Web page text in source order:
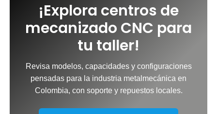
¡Explora centros de
mecanizado CNC para
tu taller!
Revisa modelos, capacidades y configuraciones
pensadas para la industria metalmecánica en
Colombia, con soporte y repuestos locales.